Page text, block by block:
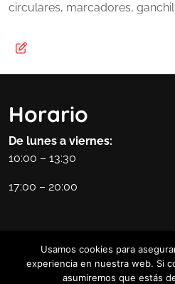
circulares, marcadores,
Horario
De lunes a viernes:
10:00 – 13:30
17:00 – 20:00
Usamos cookies para
experiencia en nuestra web. Si
asumiremos que estás